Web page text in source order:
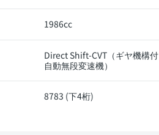
1986cc
Direct Shift-CVT（ギヤ機構付
自動無段変速機）
8783 (下4桁)